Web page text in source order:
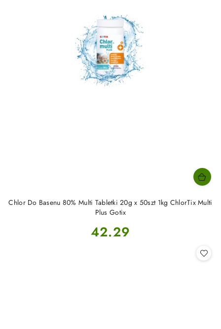
Chlor Do Basenu 80% Multi Tabletki 20g x 50szt 1kg ChlorTix Multi
Plus Gotix
Cena:
42.29